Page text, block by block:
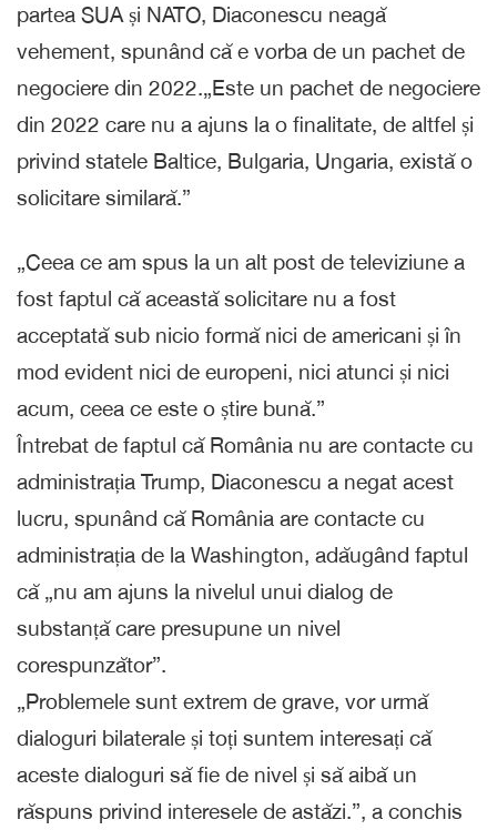
partea SUA și NATO, Diaconescu neagă
vehement, spunând că e vorba de un pachet de
negociere din 2022.„Este un pachet de negociere
din 2022 care nu a ajuns la o finalitate, de altfel și
privind statele Baltice, Bulgaria, Ungaria, există o
solicitare similară.”
„Ceea ce am spus la un alt post de televiziune a
fost faptul că această solicitare nu a fost
acceptată sub nicio formă nici de americani și în
mod evident nici de europeni, nici atunci și nici
acum, ceea ce este o știre bună.”
Întrebat de faptul că România nu are contacte cu
administrația Trump, Diaconescu a negat acest
lucru, spunând că România are contacte cu
administrația de la Washington, adăugând faptul
că „nu am ajuns la nivelul unui dialog de
substanță care presupune un nivel
corespunzător”.
„Problemele sunt extrem de grave, vor urmă
dialoguri bilaterale și toți suntem interesați că
aceste dialoguri să fie de nivel și să aibă un
răspuns privind interesele de astăzi.”, a conchis